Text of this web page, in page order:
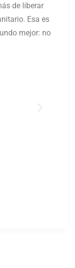
de liberar
Esa es
mejor: no